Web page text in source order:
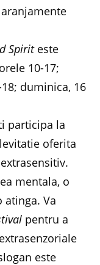
Spiriteste
10-17;
duminica, 16
participa la
oferita
mentala, o
atinga. Va
pentru a
este